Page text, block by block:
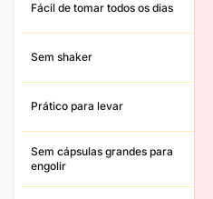
Fácil de tomar todos os dias
Sem shaker
Prático para levar
Sem cápsulas grandes para
engolir